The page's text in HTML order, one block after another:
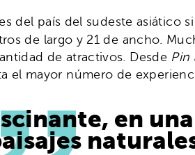
del país del sudeste asiático
de largo y 21 de ancho.
de atractivos. Desde Pin
el mayor número de
en